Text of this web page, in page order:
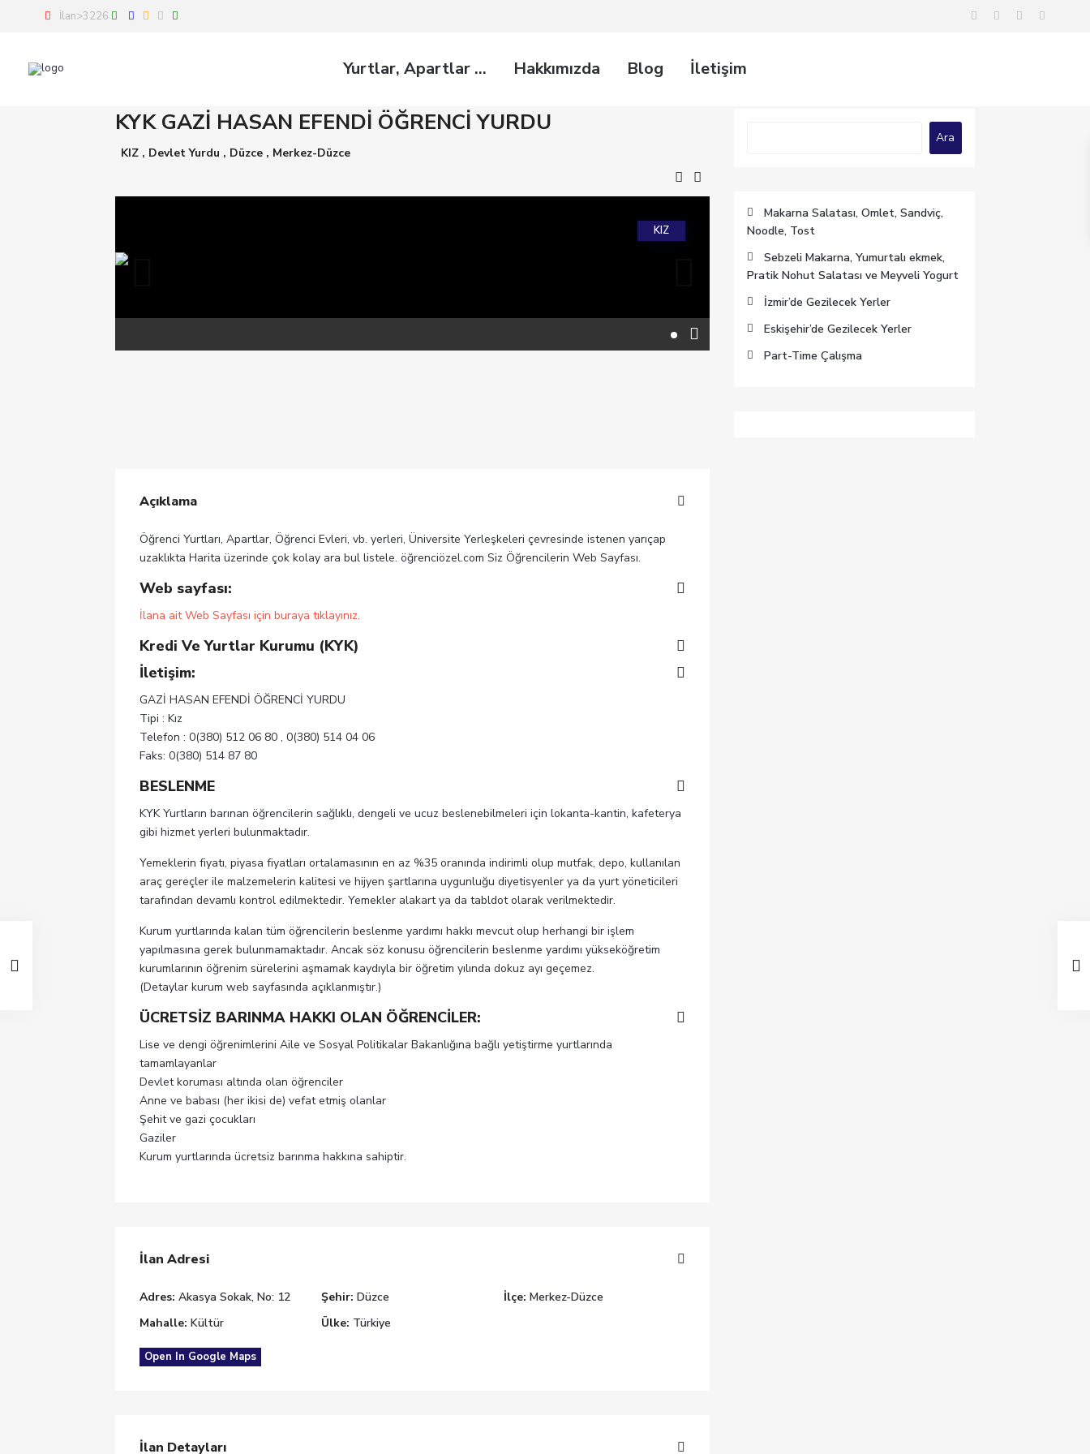
İlan>3226
Yurtlar, Apartlar … Hakkımızda Blog İletişim
KYK GAZİ HASAN EFENDİ ÖĞRENCİ YURDU
KIZ , Devlet Yurdu , Düzce , Merkez-Düzce
KIZ
Açıklama
Öğrenci Yurtları, Apartlar, Öğrenci Evleri, vb. yerleri, Üniversite Yerleşkeleri çevresinde istenen yarıçap
uzaklıkta Harita üzerinde çok kolay ara bul listele. öğrenciözel.com Siz Öğrencilerin Web Sayfası.
Web sayfası:
İlana ait Web Sayfası için buraya tıklayınız.
Kredi Ve Yurtlar Kurumu (KYK)
İletişim:
GAZİ HASAN EFENDİ ÖĞRENCİ YURDU
Tipi : Kız
Telefon : 0(380) 512 06 80 , 0(380) 514 04 06
Faks: 0(380) 514 87 80
BESLENME
KYK Yurtların barınan öğrencilerin sağlıklı, dengeli ve ucuz beslenebilmeleri için lokanta-kantin, kafeterya
gibi hizmet yerleri bulunmaktadır.
Yemeklerin fiyatı, piyasa fiyatları ortalamasının en az %35 oranında indirimli olup mutfak, depo, kullanılan
araç gereçler ile malzemelerin kalitesi ve hijyen şartlarına uygunluğu diyetisyenler ya da yurt yöneticileri
tarafından devamlı kontrol edilmektedir. Yemekler alakart ya da tabldot olarak verilmektedir.
Kurum yurtlarında kalan tüm öğrencilerin beslenme yardımı hakkı mevcut olup herhangi bir işlem
yapılmasına gerek bulunmamaktadır. Ancak söz konusu öğrencilerin beslenme yardımı yükseköğretim
kurumlarının öğrenim sürelerini aşmamak kaydıyla bir öğretim yılında dokuz ayı geçemez.
(Detaylar kurum web sayfasında açıklanmıştır.)
ÜCRETSİZ BARINMA HAKKI OLAN ÖĞRENCİLER:
Lise ve dengi öğrenimlerini Aile ve Sosyal Politikalar Bakanlığına bağlı yetiştirme yurtlarında
tamamlayanlar
Devlet koruması altında olan öğrenciler
Anne ve babası (her ikisi de) vefat etmiş olanlar
Şehit ve gazi çocukları
Gaziler
Kurum yurtlarında ücretsiz barınma hakkına sahiptir.
İlan Adresi
Adres: Akasya Sokak, No: 12 Şehir: Düzce İlçe: Merkez-Düzce
Mahalle: Kültür Ülke: Türkiye
Open In Google Maps
İlan Detayları
Ara
Makarna Salatası, Omlet, Sandviç,
Noodle, Tost
Sebzeli Makarna, Yumurtalı ekmek,
Pratik Nohut Salatası ve Meyveli Yogurt
İzmir’de Gezilecek Yerler
Eskişehir’de Gezilecek Yerler
Part-Time Çalışma